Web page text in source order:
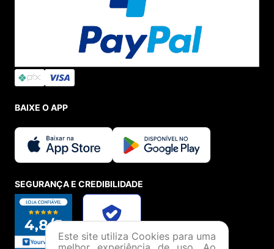
formato que melhor se adapta à sua rotina e garanta a
Bolsa Converse original
parcelamento facilitado e entrega rápida para todo o
BAIXE O APP
SEGURANÇA E CREDIBILIDADE
Este site utiliza Cookies para uma